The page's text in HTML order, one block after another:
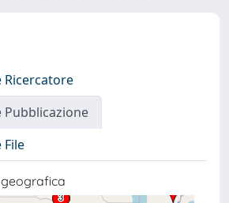
Ricercatore
Pubblicazione
File